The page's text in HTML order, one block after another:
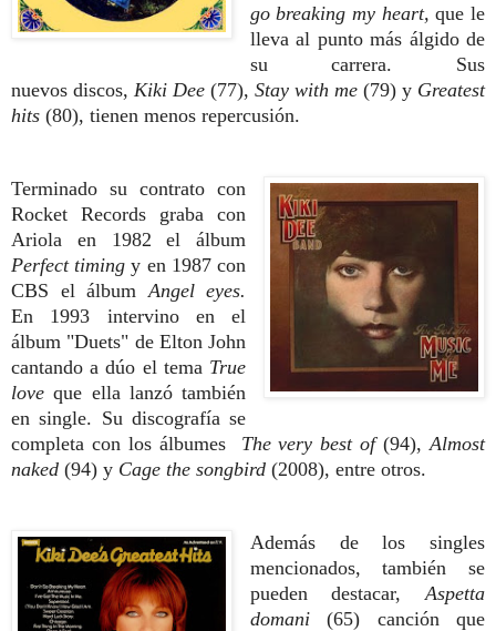
go breaking my heart, que le
lleva al puntomás álgido de
su carrera. Sus
nuevos discos, Kiki Dee (77), Stay with me (79) y Greatest
hits (80), tienen menos repercusión.
Terminado su contrato con
Rocket Records graba con
Ariola en 1982 el álbum
Perfect timingy en 1987 con
CBS el álbum Angel eyes.
En 1993 intervino en el
álbum "Duets" de Elton John
cantando a dúo el tema True
loveque ella lanzó también
en single. Su discografía se
completa con los álbumes The very best of(94),Almost
naked (94) y Cage the songbird (2008), entre otros.
Además de los singles
mencionados, también se
pueden destacar, Aspetta
domani(65) canción que